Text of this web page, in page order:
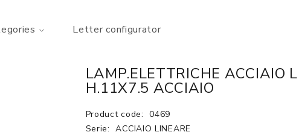
Letter configurator
LAMP.ELETTRICHE ACCIAIO
H.11X7.5 ACCIAIO
Product code: 0469
Serie:
ACCIAIO LINEARE